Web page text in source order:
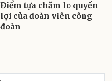
Điểm tựa chăm lo quyền
lợi của đoàn viên công
đoàn